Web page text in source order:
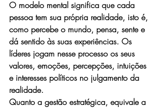
O modelo mental significa que cada
pessoa tem sua própria realidade, isto é,
como percebe o mundo, pensa, sente e
dá sentido às suas experiências. Os
líderes jogam nesse processo os seus
valores, emoções, percepções, intuições
e interesses políticos no julgamento da
realidade.
Quanto a gestão estratégica, equivale a